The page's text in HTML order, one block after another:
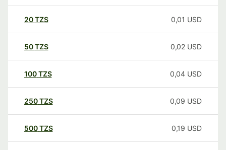
20TZS 0,01 USD
50TZS 0,02 USD
100TZS 0,04 USD
250TZS 0,09 USD
500TZS 0,19 USD